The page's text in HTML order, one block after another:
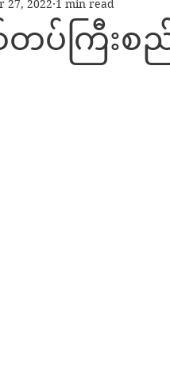
ပ်ကြီးစည်
27, 2022 1 min read